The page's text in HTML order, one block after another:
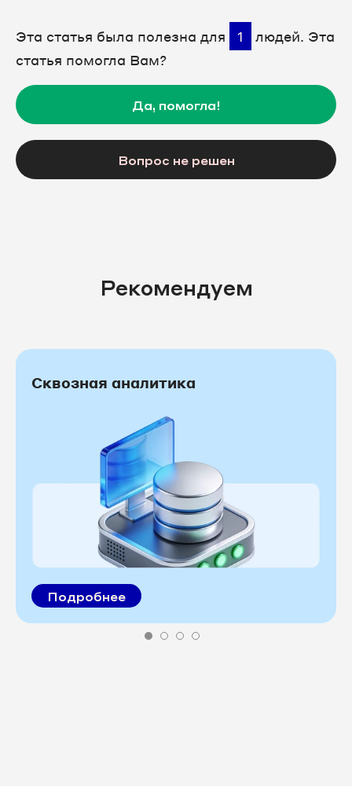
Эта статья была полезна для 1
людей. Эта
статья помогла Вам?
Да, помогла!
Вопрос не решен
Рекомендуем
Сквозная аналитика
Подробнее